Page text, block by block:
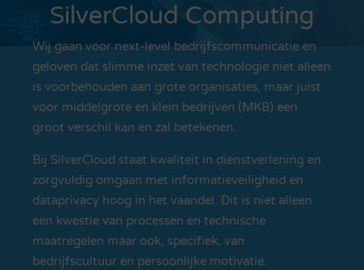
SilverCloud Computing
Wij gaan voor next-level bedrijfscommunicatie en
geloven dat slimme inzet van technologie niet alleen
is voorbehouden aan grote organisaties, maar juist
voor middelgrote en klein bedrijven (MKB) een
groot verschil kan en zal betekenen.
Bij SilverCloud staat kwaliteit in dienstverlening en
zorgvuldig omgaan met informatieveiligheid en
dataprivacy hoog in het vaandel. Dit is niet alleen
een kwestie van processen en technische
maatregelen maar ook, specifiek, van
bedrijfscultuur en persoonlijke motivatie.